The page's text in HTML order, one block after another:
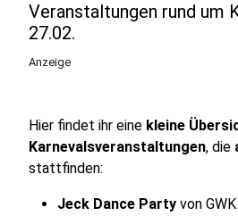
Veranstaltungen rund um
27.02.
Anzeige
Hier findet ihr eine kleine
Karnevalsveranstaltungen, die
stattfinden:
Jeck Dance Party von